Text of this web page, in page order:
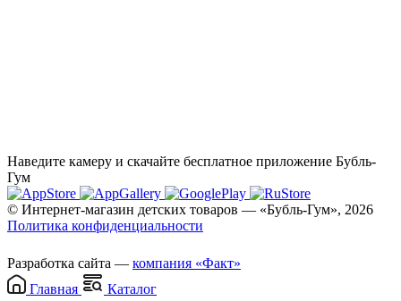
Наведите камеру и скачайте бесплатное приложение Бубль-
Гум
© Интернет-магазин детских товаров — «Бубль-Гум», 2026
Политика конфиденциальности
Разработка сайта — компания «Факт»
Главная
Каталог